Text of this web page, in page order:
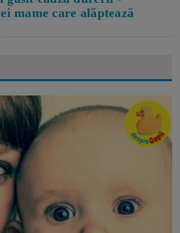
mame care alăptează